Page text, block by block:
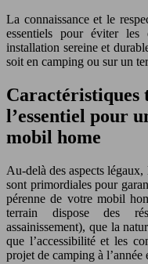
La connaissance et le
essentiels pour éviter
installation sereine et
soit en camping ou sur un
Caractéristiques
l’essentiel pour
mobil home
Au-delà des aspects
sont primordiales pour
pérenne de votre mobil
terrain dispose des
assainissement), que la
que l’accessibilité et les
projet de camping à l’année